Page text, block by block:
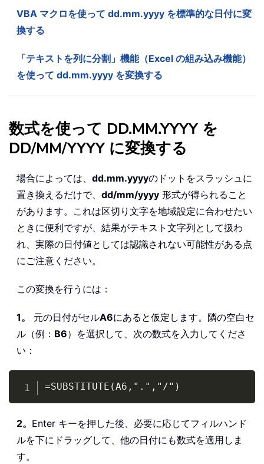
VBA マクロを使って dd.mm.yyyy を標準的な日付に変
換する
「テキストを列に分割」機能（Excel の組み込み機能）
を使って dd.mm.yyyy を変換する
数式を使って DD.MM.YYYY を
DD/MM/YYYY に変換する
場合によっては、 dd.mm.yyyyのドットをスラッシュに
置き換えるだけで、 dd/mm/yyyy 形式が得られること
があります。これは区切り文字を地域設定に合わせたい
ときに便利ですが、結果がテキスト文字列として扱わ
れ、実際の日付値としては認識されない可能性がある点
にご注意ください。
この変換を行うには：
1。 元の日付がセルA6にあると仮定します。隣の空白セ
ル（例： B6）を選択して、次の数式を入力してくださ
い：
=SUBSTITUTE(A6,".","/")
2。 Enter キーを押した後、必要に応じてフィルハンド
ルを下にドラッグして、他の日付にも数式を適用しま
す。